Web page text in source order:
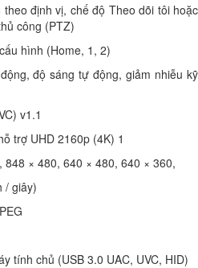
định vị, chế độ Theo dõi tôi hoặc
công (PTZ)
hình (Home, 1, 2)
độ sáng tự động, giảm nhiễu kỹ
v1.1
trợ UHD 2160p (4K) 1
× 480, 640 × 480, 640 × 360,
/ giây)
tính chủ (USB 3.0 UAC, UVC, HID)